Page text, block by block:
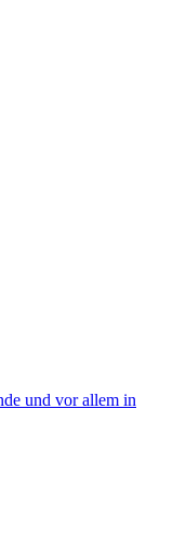
und vor allem in